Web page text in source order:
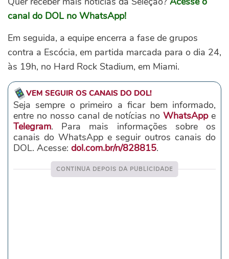
canal do DOL no WhatsApp!
Em seguida, a equipe encerra a fase de grupos
contra a Escócia, em partida marcada para o dia 24,
às 19h, no Hard Rock Stadium, em Miami.
VEM SEGUIR OS CANAIS DO DOL!
Seja sempre o primeiro a ficar bem informado,
entre no nosso canal de notícias noWhatsAppe
Telegram. Para mais informações sobre os
canais do WhatsApp e seguir outros canais do
DOL. Acesse: dol.com.br/n/828815.